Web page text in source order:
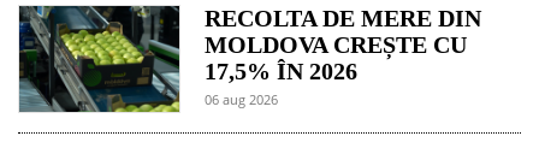
RECOLTA DE MERE DIN
MOLDOVA CREȘTE CU
17,5% ÎN 2026
06 aug 2026